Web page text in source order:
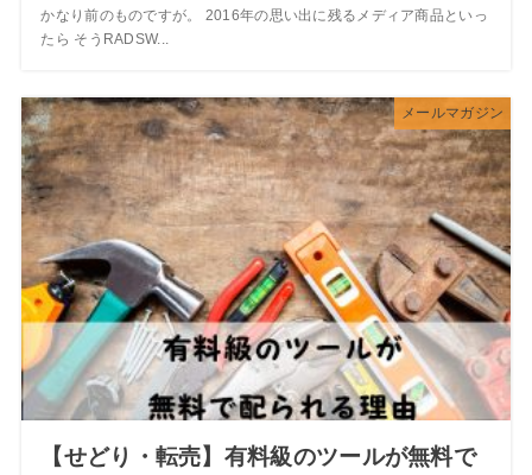
かなり前のものですが。 2016年の思い出に残るメディア商品といっ
たら そうRADSW...
メールマガジン
【せどり・転売】有料級のツールが無料で